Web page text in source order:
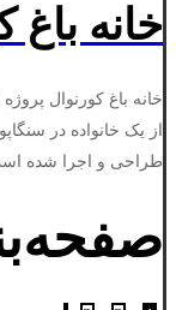
خانه باغ
خانه باغ کورنوال
از یک خانواده در
طراحی و اجرا شده